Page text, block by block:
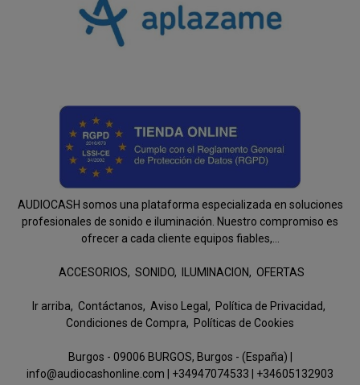
AUDIOCASH somos una plataforma especializada en soluciones
profesionales de sonido e iluminación. Nuestro compromiso es
ofrecer a cada cliente equipos fiables,...
ACCESORIOS SONIDO ILUMINACION OFERTAS
Ir arriba Contáctanos Aviso Legal
Política de Privacidad
Condiciones de Compra
Políticas de Cookies
Burgos - 09006 BURGOS, Burgos - (España) |
info@audiocashonline.com | +34947074533
+34605132903